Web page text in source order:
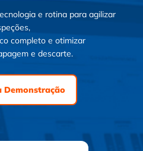
e rotina para agilizar
completo e otimizar
e descarte.
Demonstração